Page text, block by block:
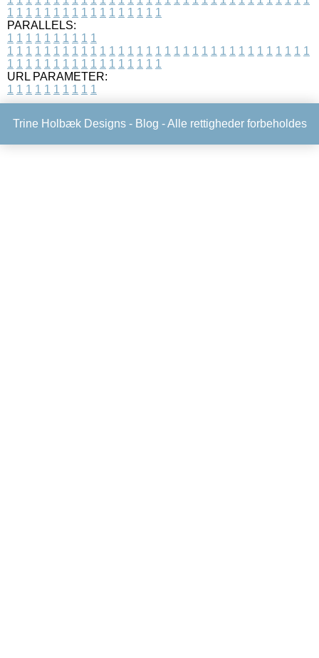
1 1 1 1 1 1 1 1 1 1 1 1 1 1 1 1 1
PARALLELS:
1 1 1 1 1 1 1 1 1 1
1 1 1 1 1 1 1 1 1 1 1 1 1 1 1 1 1 1 1 1 1 1 1 1 1 1 1 1 1 1 1 1 1
1 1 1 1 1 1 1 1 1 1 1 1 1 1 1 1 1
URL PARAMETER:
1 1 1 1 1 1 1 1 1 1
Trine Holbæk Designs - Blog - Alle rettigheder forbeholdes